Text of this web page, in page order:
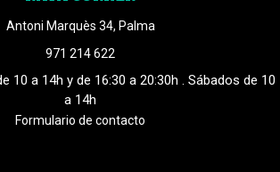
Antoni Marquès 34, Palma
971 214 622
10 a 14h y de 16:30 a 20:30h . Sábados de 10
a 14h
Formulario de contacto